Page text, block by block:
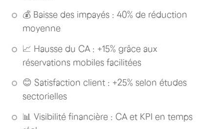
💰 Baisse des impayés : 40% de réduction
moyenne
📈 Hausse du CA : +15% grâce aux
réservations mobiles facilitées
😊 Satisfaction client : +25% selon études
sectorielles
📊 Visibilité financière : CA et KPI en temps